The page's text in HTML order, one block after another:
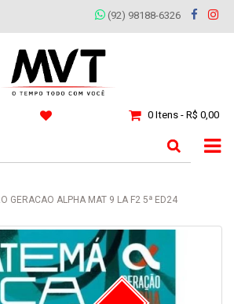
(92) 98188-6326
0 Itens - R$ 0,00
GERACAO ALPHA MAT 9 LA F2 5ª ED24